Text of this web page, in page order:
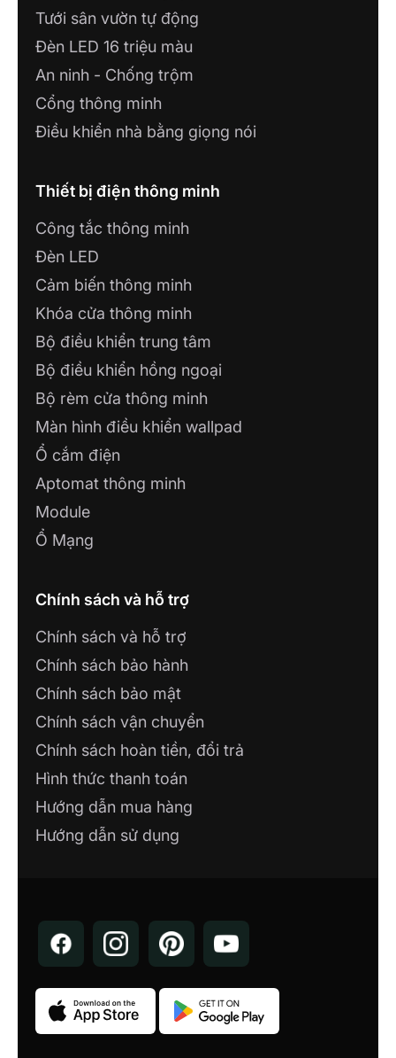
Tưới sân vườn tự động
Đèn LED 16 triệu màu
An ninh - Chống trộm
Cổng thông minh
Điều khiển nhà bằng giọng nói
Thiết bị điện thông minh
Công tắc thông minh
Đèn LED
Cảm biến thông minh
Khóa cửa thông minh
Bộ điều khiển trung tâm
Bộ điều khiển hồng ngoại
Bộ rèm cửa thông minh
Màn hình điều khiển wallpad
Ổ cắm điện
Aptomat thông minh
Module
Ổ Mạng
Chính sách và hỗ trợ
Chính sách và hỗ trợ
Chính sách bảo hành
Chính sách bảo mật
Chính sách vận chuyển
Chính sách hoàn tiền, đổi trả
Hình thức thanh toán
Hướng dẫn mua hàng
Hướng dẫn sử dụng